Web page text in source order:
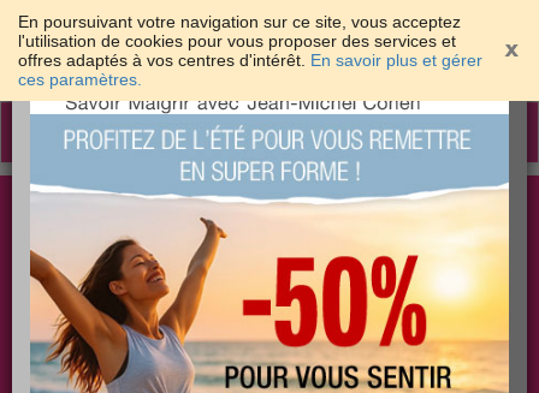
En poursuivant votre navigation sur ce site, vous acceptez
l'utilisation de cookies pour vous proposer des services et
offres adaptés à vos centres d'intérêt. En savoir plus et gérer
ces paramètres.
Toggle
Les meilleures solutions pour maigrir et être bien
dans sa peau
×